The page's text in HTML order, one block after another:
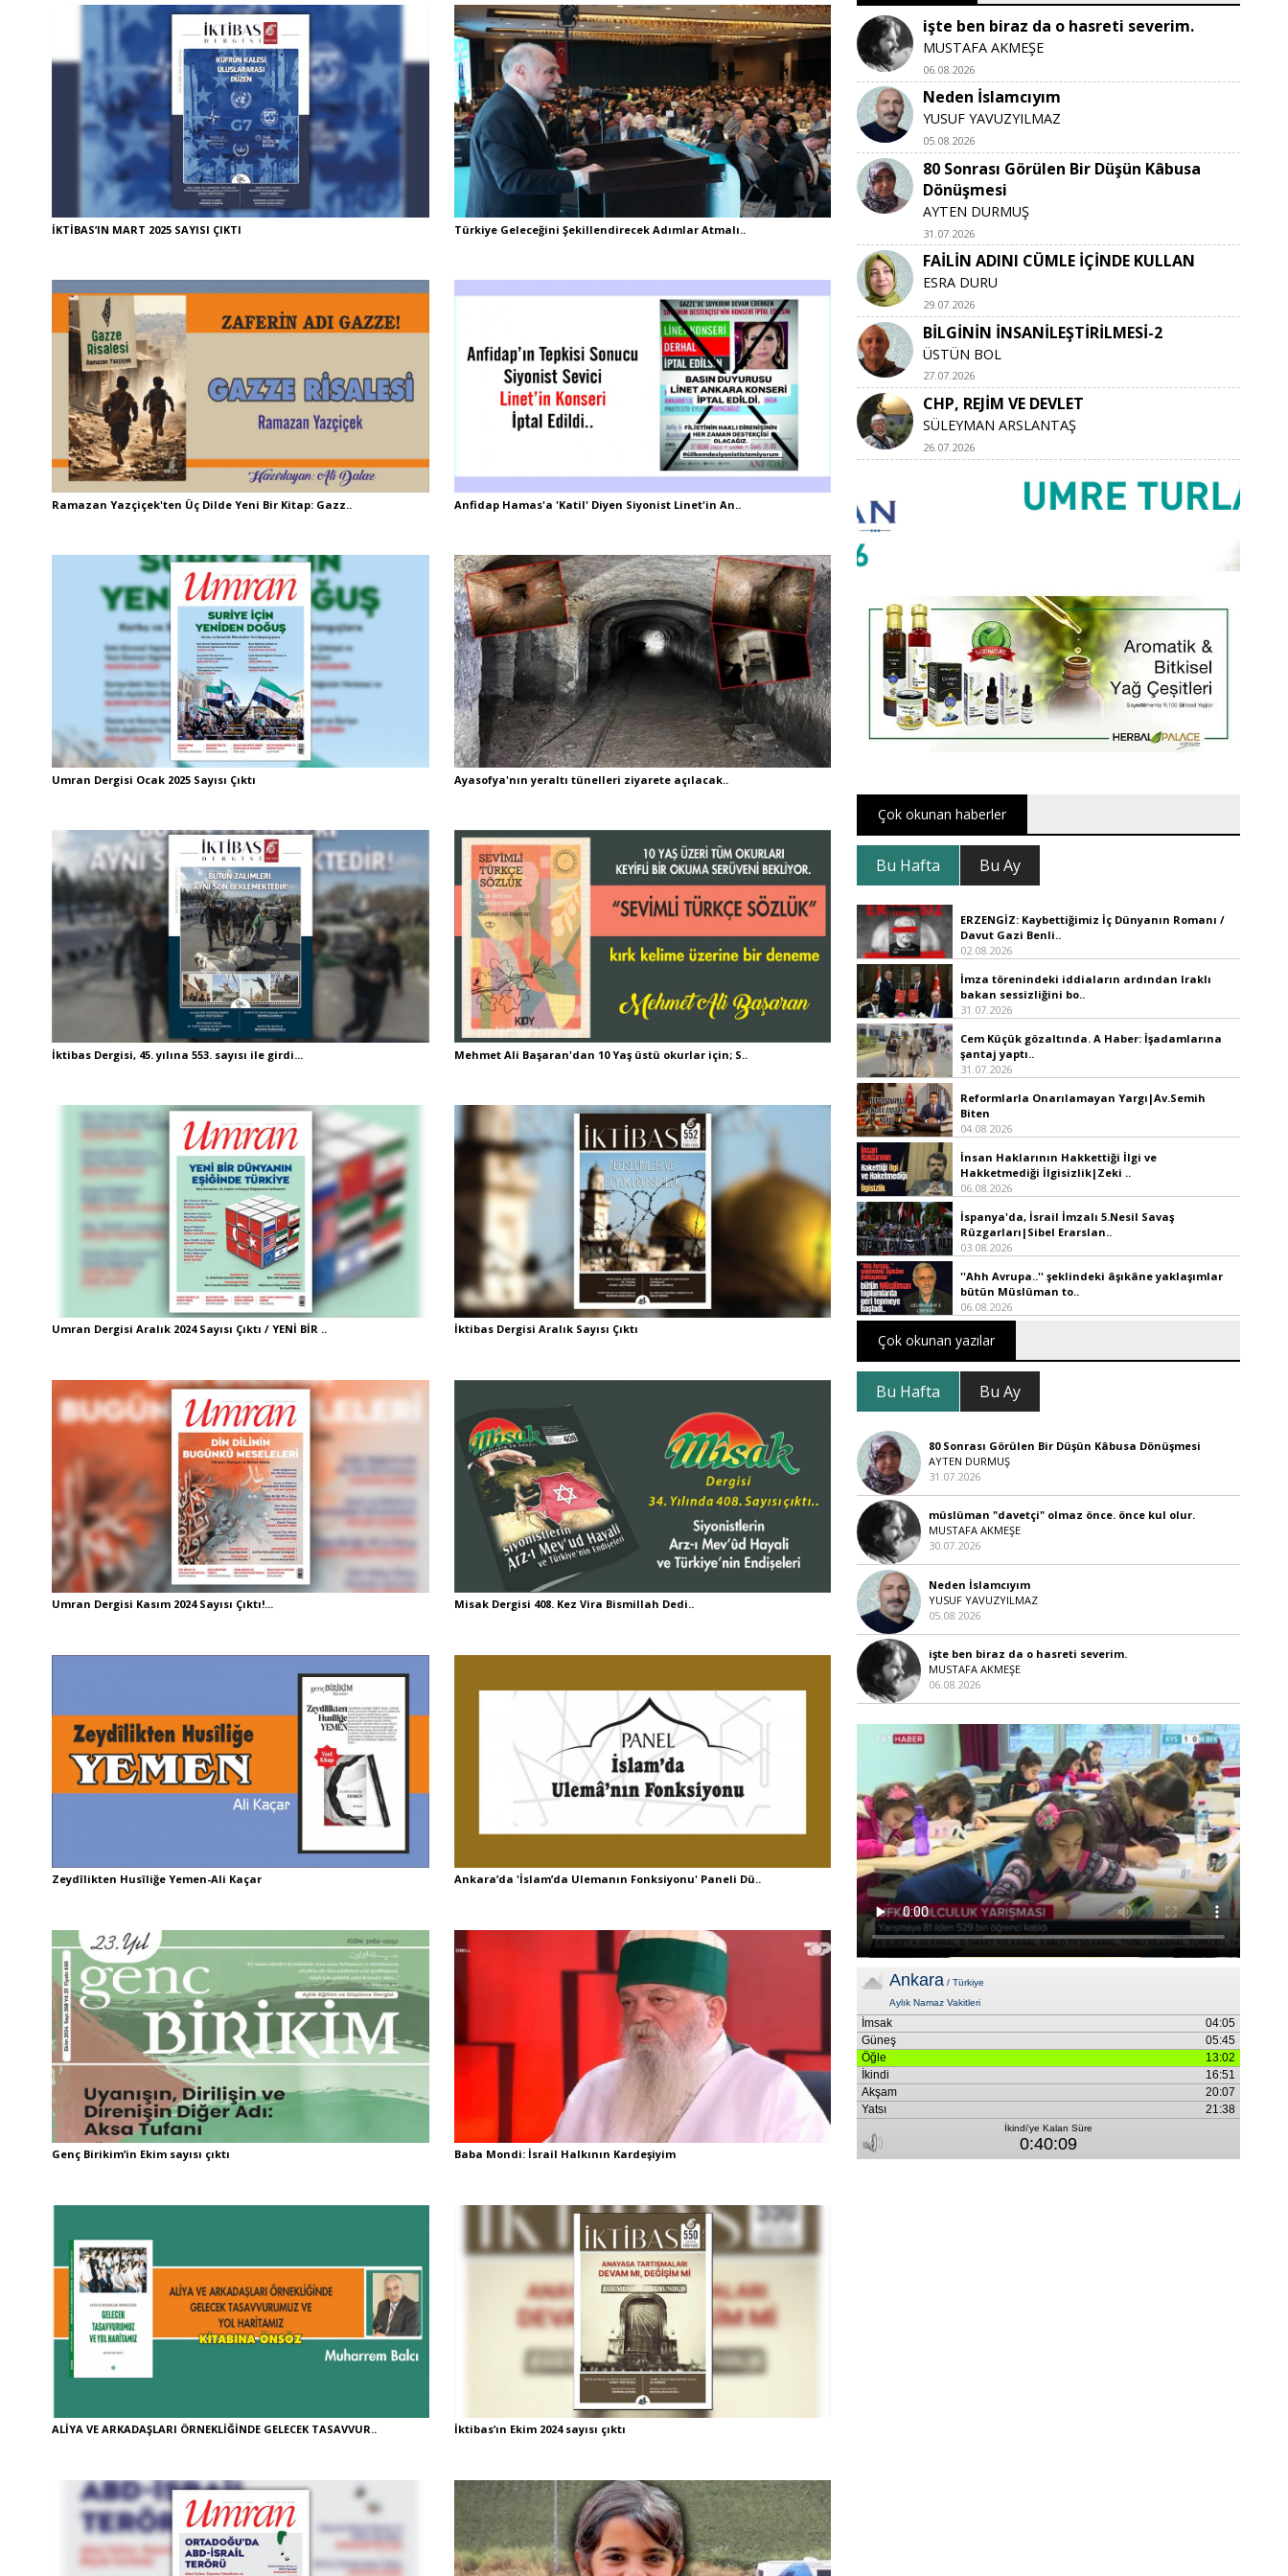
İKTİBAS’IN MART 2025 SAYISI ÇIKTI Türkiye Geleceğini Şekillendirecek Adımlar Atmalı..
Ramazan Yazçiçek'ten Üç Dilde Yeni Bir Kitap: Gazz.. Anfidap Hamas'a 'Katil' Diyen Siyonist Linet'in An..
Umran Dergisi Ocak 2025 Sayısı Çıktı Ayasofya'nın yeraltı tünelleri ziyarete açılacak..
İktibas Dergisi, 45. yılına 553. sayısı ile girdi... Mehmet Ali Başaran'dan 10 Yaş üstü okurlar için; S..
Umran Dergisi Aralık 2024 Sayısı Çıktı / YENİ BİR .. İktibas Dergisi Aralık Sayısı Çıktı
Umran Dergisi Kasım 2024 Sayısı Çıktı!... Misak Dergisi 408. Kez Vira Bismillah Dedi..
Zeydîlikten Husîliğe Yemen-Ali Kaçar Ankara’da 'İslam’da Ulemanın Fonksiyonu' Paneli Dü..
Genç Birikim’in Ekim sayısı çıktı Baba Mondi: İsrail Halkının Kardeşiyim
ALİYA VE ARKADAŞLARI ÖRNEKLİĞİNDE GELECEK TASAVVUR.. İktibas’ın Ekim 2024 sayısı çıktı
işte ben biraz da o hasreti severim.
MUSTAFA AKMEŞE
06.08.2026
Neden İslamcıyım
YUSUF YAVUZYILMAZ
05.08.2026
80 Sonrası Görülen Bir Düşün Kâbusa
Dönüşmesi
AYTEN DURMUŞ
31.07.2026
FAİLİN ADINI CÜMLE İÇİNDE KULLAN
ESRA DURU
29.07.2026
BİLGİNİN İNSANİLEŞTİRİLMESİ-2
ÜSTÜN BOL
27.07.2026
CHP, REJİM VE DEVLET
SÜLEYMAN ARSLANTAŞ
26.07.2026
Çok okunan haberler
Bu Hafta Bu Ay
ERZENGİZ: Kaybettiğimiz İç Dünyanın Romanı /
Davut Gazi Benli..
02.08.2026
İmza törenindeki iddiaların ardından Iraklı
bakan sessizliğini bo..
31.07.2026
Cem Küçük gözaltında. A Haber: İşadamlarına
şantaj yaptı..
31.07.2026
Reformlarla Onarılamayan Yargı|Av.Semih
Biten
04.08.2026
İnsan Haklarının Hakkettiği İlgi ve
Hakketmediği İlgisizlik|Zeki ..
06.08.2026
İspanya'da, İsrail İmzalı 5.Nesil Savaş
Rüzgarları|Sibel Erarslan..
03.08.2026
''Ahh Avrupa..'' şeklindeki âşıkâne yaklaşımlar
bütün Müslüman to..
06.08.2026
Çok okunan yazılar
Bu Hafta Bu Ay
80 Sonrası Görülen Bir Düşün Kâbusa Dönüşmesi
AYTEN DURMUŞ
31.07.2026
müslüman "davetçi" olmaz önce. önce kul olur.
MUSTAFA AKMEŞE
30.07.2026
Neden İslamcıyım
YUSUF YAVUZYILMAZ
05.08.2026
işte ben biraz da o hasreti severim.
MUSTAFA AKMEŞE
06.08.2026